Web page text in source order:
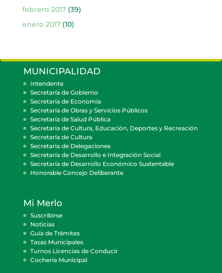
febrero 2017(39)
enero 2017(10)
MUNICIPALIDAD
Intendente
Secretaría de Gobierno
Secretaría de Economía
Secretaría de Obras y Servicios Públicos
Secretaría de Salud Pública
Secretaría de Cultura, Educación, Deportes y Recreación
Secretaría de Cultura
Secretaría de Delegaciones
Secretaría de Desarrollo e Integración Social
Secretaría de Desarrollo Económico Sustentable
Honorable Concejo Deliberante
Mi Merlo
Suscribirse
Noticias
Guía de Trámites
Tasas Municipales
Turnos Licencias de Conducir
Cocheria Municipal